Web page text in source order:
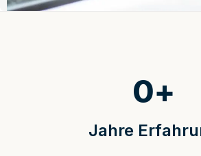
Jahre
0+